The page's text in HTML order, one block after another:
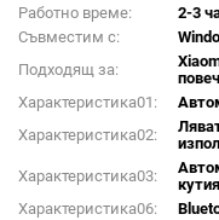
Работно време:
2-3
Съвместим с:
Подходящ за:
Характеристика01:
Характеристика02:
Характеристика03:
Характеристика06: